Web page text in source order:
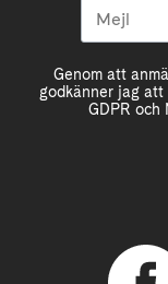
Genom att
godkänner jag
GDPR